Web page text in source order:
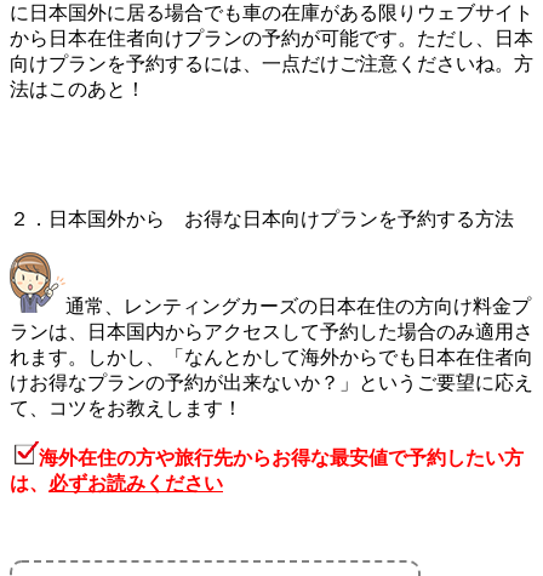
に日本国外に居る場合でも車の在庫がある限りウェブサイト
から日本在住者向けプランの予約が可能です。ただし、日本
向けプランを予約するには、一点だけご注意くださいね。方
法はこのあと！
２．日本国外から お得な日本向けプランを予約する方法
通常、レンティングカーズの日本在住の方向け料金プ
ランは、日本国内からアクセスして予約した場合のみ適用さ
れます。しかし、「なんとかして海外からでも日本在住者向
けお得なプランの予約が出来ないか？」というご要望に応え
て、コツをお教えします！
海外在住の方や旅行先からお得な最安値で予約したい方
は、 必ずお読みください